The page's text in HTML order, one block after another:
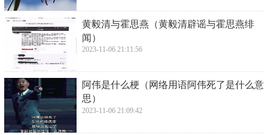
​黄毅清与霍思燕（黄毅清辟谣与霍思燕绯
闻）
2023-11-06 21:11:56
​阿伟是什么梗（网络用语阿伟死了是什么意
思）
2023-11-06 21:09:42